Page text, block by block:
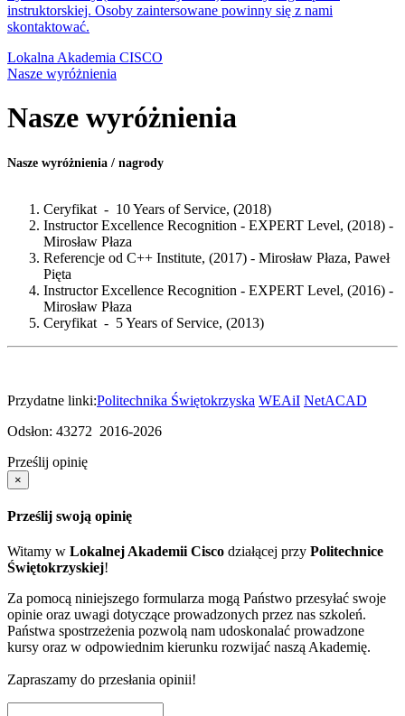
instruktorskiej. Osoby zaintersowane powinny się z nami
skontaktować.
Lokalna Akademia CISCO
Nasze wyróżnienia
Nasze wyróżnienia
Nasze wyróżnienia / nagrody
Ceryfikat - 10 Years of Service, (2018)
Instructor Excellence Recognition - EXPERT Level, (2018) -
Mirosław Płaza
Referencje od C++ Institute, (2017) - Mirosław Płaza, Paweł
Pięta
Instructor Excellence Recognition - EXPERT Level, (2016) -
Mirosław Płaza
Ceryfikat - 5 Years of Service, (2013)
Przydatne linki:Politechnika Świętokrzyska WEAiI NetACAD
Odsłon: 43272 2016-2026
Prześlij opinię
×
Prześlij swoją opinię
Witamy w Lokalnej Akademii Cisco działącej przy Politechnice
Świętokrzyskiej!
Za pomocą niniejszego formularza mogą Państwo przesyłać swoje
opinie oraz uwagi dotyczące prowadzonych przez nas szkoleń.
Państwa spostrzeżenia pozwolą nam udoskonalać prowadzone
kursy oraz w odpowiednim kierunku rozwijać naszą Akademię.
Zapraszamy do przesłania opinii!